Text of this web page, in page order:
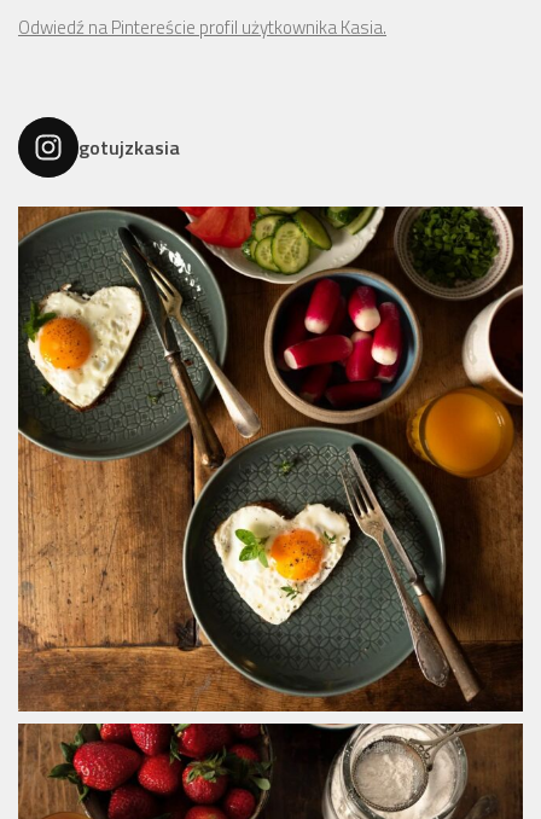
Odwiedź na Pintereście profil użytkownika Kasia.
gotujzkasia